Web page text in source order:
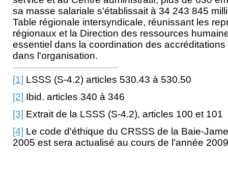
sa masse salariale s'établissait à 34 243 845
Table régionale intersyndicale, réunissant les
régionaux et la Direction des ressources
essentiel dans la coordination des
dans l'organisation.
[1] LSSS (S-4.2) articles 530.43 à 530.50
[2] Ibid. articles 340 à 346
[3] Extrait de la LSSS (S-4.2), articles 100 et 101
[4] Le code d'éthique du CRSSS de la Baie-
2005 est sera actualisé au cours de l'année